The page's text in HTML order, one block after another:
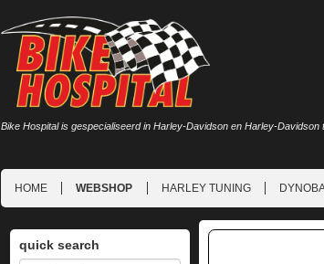
Bike Hospital is gespecialiseerd in Harley-Davidson en Harley-Davidson
HOME WEBSHOP HARLEY TUNING
quick search